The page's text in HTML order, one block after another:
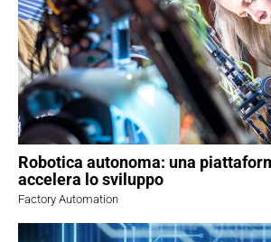
Robotica autonoma: una
accelera lo sviluppo
Factory Automation